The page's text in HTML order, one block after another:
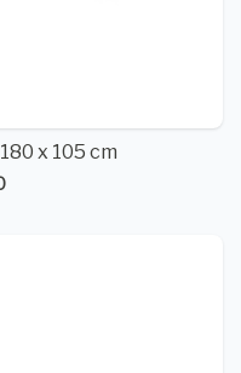
x 105 cm